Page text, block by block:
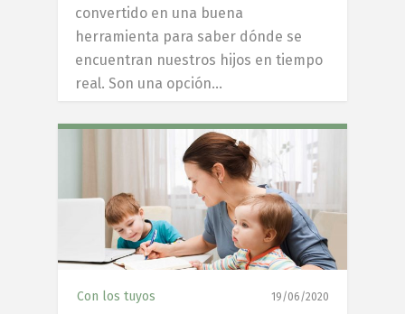
convertido en una buena
herramienta para saber dónde se
encuentran nuestros hijos en tiempo
real. Son una opción…
Con los tuyos 19/06/2020